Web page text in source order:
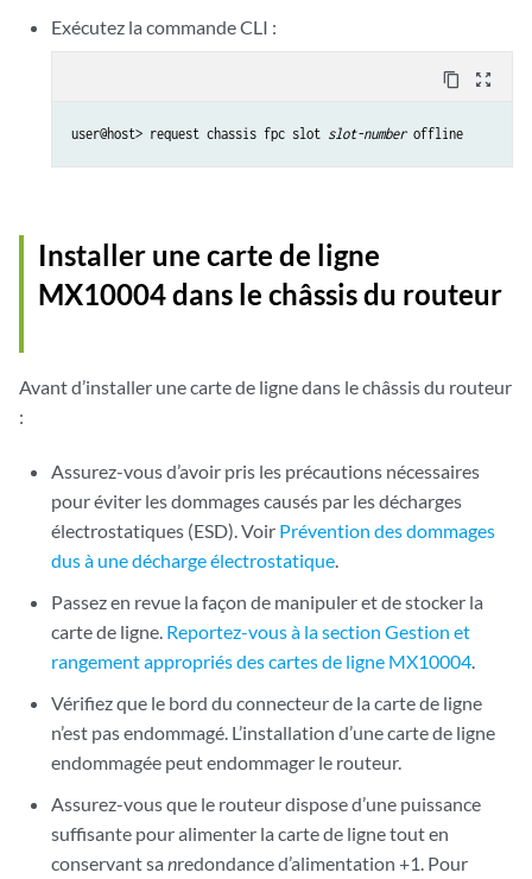
Exécutez la commande CLI :
content_copy zoom_out_map
user@host> request chassis fpc slot slot-number offline
Installer une carte de ligne
MX10004 dans le châssis du routeur
Avant d’installer une carte de ligne dans le châssis du routeur
:
Assurez-vous d’avoir pris les précautions nécessaires
pour éviter les dommages causés par les décharges
électrostatiques (ESD). Voir Prévention des dommages
dus à une décharge électrostatique
Passez en revue la façon de manipuler et de stocker la
carte de ligne. Reportez-vous à la section Gestion et
rangement appropriés des cartes de ligne MX10004
Vérifiez que le bord du connecteur de la carte de ligne
n’est pas endommagé. L’installation d’une carte de ligne
endommagée peut endommager le routeur.
Assurez-vous que le routeur dispose d’une puissance
suffisante pour alimenter la carte de ligne tout en
conservant sanredondance d’alimentation +1. Pour